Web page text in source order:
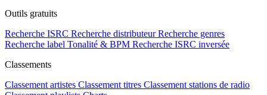
Outils gratuits
Recherche ISRC Recherche distributeur Recherche genres
Recherche label Tonalité & BPM Recherche ISRC inversée
Classements
Classement artistes Classement titres Classement stations de radio